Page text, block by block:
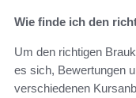
Wie finde ich den
Um den richtigen
es sich, Bewertungen
verschiedenen